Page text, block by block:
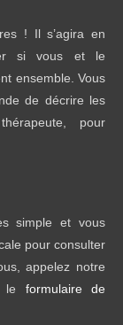
! Il s’agira en
si vous et le
ensemble. Vous
de décrire les
pour
simple et vous
pour consulter
appelez notre
le formulaire de